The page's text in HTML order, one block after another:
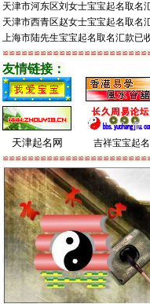
天津市河东区刘女士宝宝起名取名
天津市西青区赵女士宝宝起名取名
上海市陆先生宝宝起名取名汇款已
友情链接：
天津起名网 吉祥宝宝起